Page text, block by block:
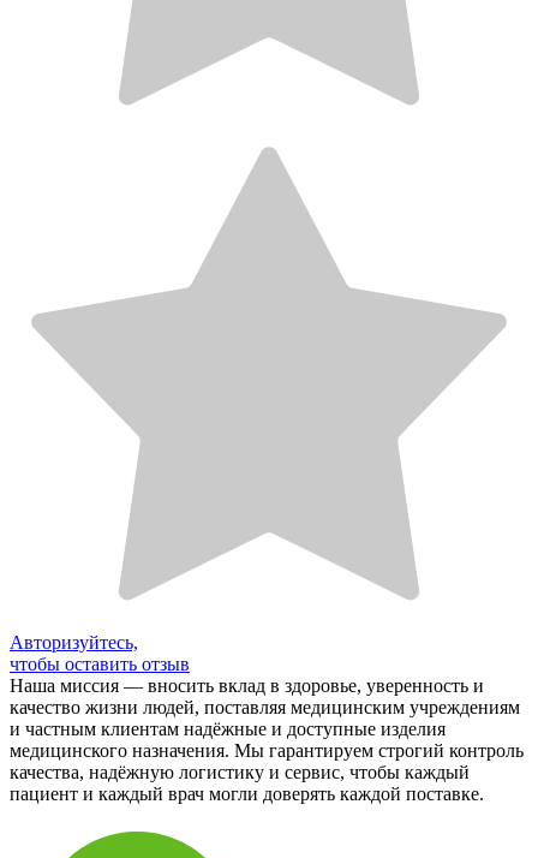
Авторизуйтесь,
чтобы оставить отзыв
Наша миссия — вносить вклад в здоровье, уверенность и
качество жизни людей, поставляя медицинским учреждениям
и частным клиентам надёжные и доступные изделия
медицинского назначения. Мы гарантируем строгий контроль
качества, надёжную логистику и сервис, чтобы каждый
пациент и каждый врач могли доверять каждой поставке.